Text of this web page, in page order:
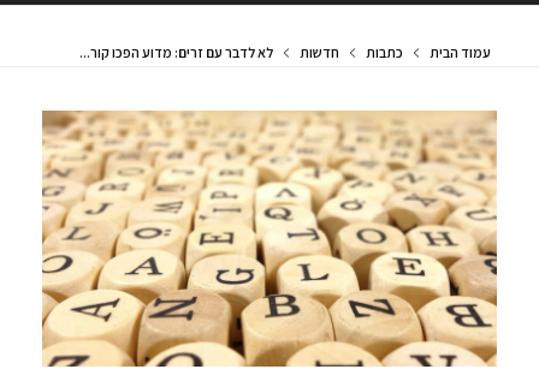
עמוד הבית כתבות חדשות לא לדבר עם זרים: מדוע הפכו קור...